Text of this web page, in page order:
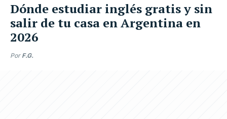
Dónde estudiar inglés gratis y sin
salir de tu casa en Argentina en
2026
Por F.G.